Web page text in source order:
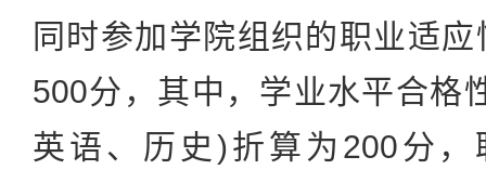
同时参加学院组织的职业适
500分，其中，学业水平合格
英语、历史)折算为200分